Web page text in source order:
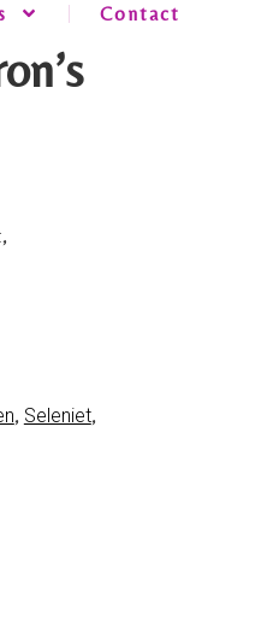
Contact
, Seleniet,